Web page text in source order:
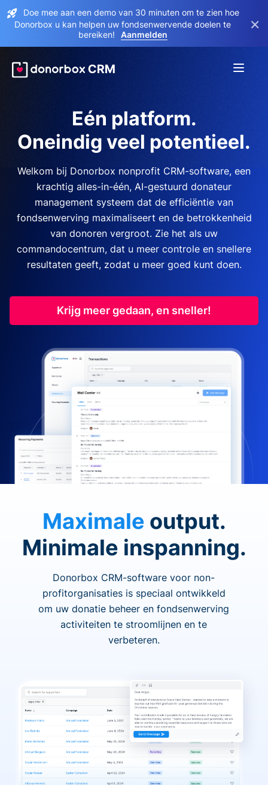
Doe mee aan een demo van 30 minuten om te zien hoe
Donorbox u kan helpen uw fondsenwervende doelen te
bereiken!
Aanmelden
×
Eén platform.
Oneindig veel potentieel.
Welkom bij Donorbox nonprofit CRM-software, een
krachtig alles-in-één, AI-gestuurd donateur
management systeem dat de efficiëntie van
fondsenwerving maximaliseert en de betrokkenheid
van donoren vergroot. Zie het als uw
commandocentrum, dat u meer controle en snellere
resultaten geeft, zodat u meer goed kunt doen.
Krijg meer gedaan, en sneller!
Maximale output.
Minimale inspanning.
Donorbox CRM-software voor non-
profitorganisaties is speciaal ontwikkeld
om uw donatie beheer en fondsenwerving
activiteiten te stroomlijnen en te
verbeteren.